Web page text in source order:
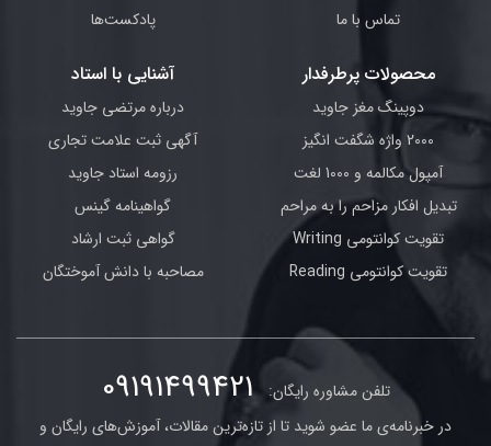
تماس با ما
پادکست‌ها
محصولات پرطرفدار
دوپینگ مغز جاوید
2000 واژه شگفت انگیز
آمپول مکالمه و 1000 لغت
تبدیل افکار مزاحم را به مراحم
تقویت کوانتومی Writing
تقویت کوانتومی Reading
آشنایی با استاد
درباره مرتضی جاوید
آگهی ثبت علامت تجاری
رزومه استاد جاوید
گواهینامه گینس
گواهی ثبت ارشاد
مصاحبه با دانش آموختگان
تلفن مشاوره رایگان: 09191499421
در خبرنامه‌ی ما عضو شوید تا از تازه‌ترین مقالات، آموزش‌های رایگان و